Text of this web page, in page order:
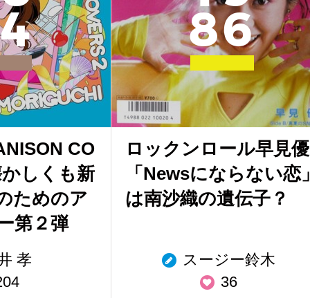
4
CO
しくも新
ためのア
第２弾
孝
86
ロックンロール早見優
「Newsにならない恋
は南沙織の遺伝子？
スージー鈴木
36